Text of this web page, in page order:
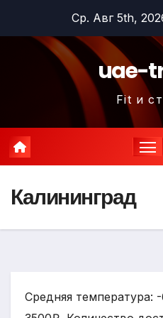
содержимому
Ср. Авг 5th,
uae-
Fit и
Калининград
Средняя температура: